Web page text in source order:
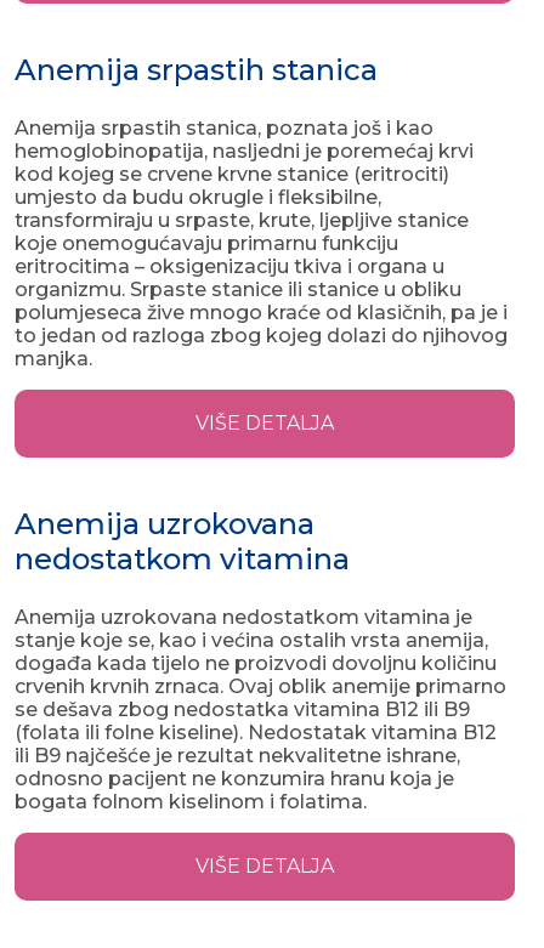
Anemija srpastih stanica
Anemija srpastih stanica, poznata još i kao
hemoglobinopatija, nasljedni je poremećaj krvi
kod kojeg se crvene krvne stanice (eritrociti)
umjesto da budu okrugle i fleksibilne,
transformiraju u srpaste, krute, ljepljive stanice
koje onemogućavaju primarnu funkciju
eritrocitima – oksigenizaciju tkiva i organa u
organizmu. Srpaste stanice ili stanice u obliku
polumjeseca žive mnogo kraće od klasičnih, pa je i
to jedan od razloga zbog kojeg dolazi do njihovog
manjka.
VIŠE DETALJA
Anemija uzrokovana
nedostatkom vitamina
Anemija uzrokovana nedostatkom vitamina je
stanje koje se, kao i većina ostalih vrsta anemija,
događa kada tijelo ne proizvodi dovoljnu količinu
crvenih krvnih zrnaca. Ovaj oblik anemije primarno
se dešava zbog nedostatka vitamina B12 ili B9
(folata ili folne kiseline). Nedostatak vitamina B12
ili B9 najčešće je rezultat nekvalitetne ishrane,
odnosno pacijent ne konzumira hranu koja je
bogata folnom kiselinom i folatima.
VIŠE DETALJA